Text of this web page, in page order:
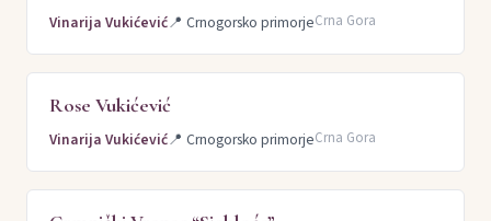
Vinarija Vukićević📍 Crnogorsko primorjeCrna Gora
Rose Vukićević
Vinarija Vukićević📍 Crnogorsko primorjeCrna Gora